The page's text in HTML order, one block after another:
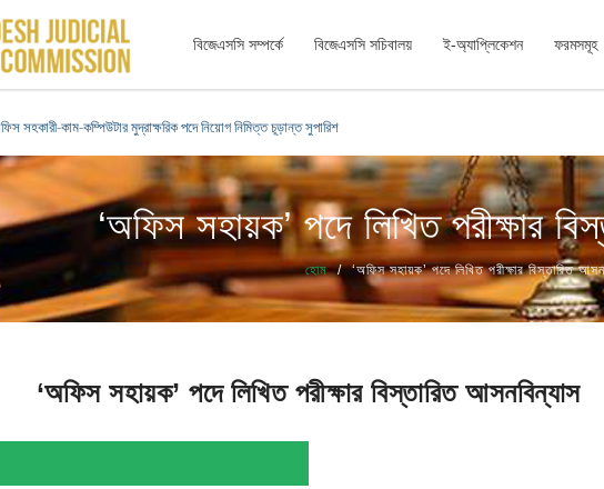
বিজেএসসি সম্পর্কে বিজেএসসি সচিবালয় ই-অ্যাপ্লিকেশন ফরমসমূহ
সহকারী-কাম-কম্পিউটার মুদ্রাক্ষরিক পদে নিয়োগ নিমিত্ত চূড়ান্ত সুপারিশ
‘অফিস সহায়ক’ পদে লিখিত পরীক্ষার
হোম ‘অফিস সহায়ক’ পদে লিখিত পরীক্ষার বিস্তারিত
‘অফিস সহায়ক’ পদে লিখিত পরীক্ষার বিস্তারিত আসনবিন্যাস